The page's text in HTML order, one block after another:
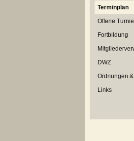
Terminplan
Offene
Fortbildung
DWZ
Ordnungen
Links